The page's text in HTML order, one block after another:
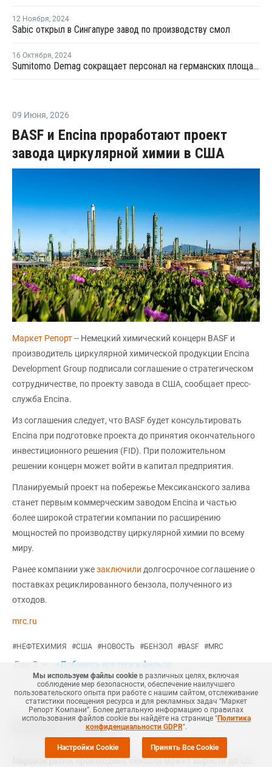
12 Ноября, 2024
Sabic открыл в Сингапуре завод по производству смол
16 Октября, 2024
Sumitomo Demag сокращает персонал на германских площадках
09 Июня, 2026
BASF и Encina проработают проект
завода циркулярной химии в США
Маркет Репорт-- Немецкий химический концерн BASF и
производитель циркулярной химической продукции Encina
Development Group подписали соглашение о стратегическом
сотрудничестве, по проекту завода в США, сообщает пресс-
служба Encina.
Из соглашения следует, что BASF будет консультировать
Encina при подготовке проекта до принятия окончательного
инвестиционного решения (FID). При положительном
решении концерн может войти в капитал предприятия.
Планируемый проект на побережье Мексиканского залива
станет первым коммерческим заводом Encina и частью
более широкой стратегии компании по расширению
мощностей по производству циркулярной химии по всему
миру.
Ранее компании ужезаключили долгосрочное соглашение о
поставках рециклированного бензола, полученного из
отходов.
mrc.ru
#НЕФТЕХИМИЯ #США #НОВОСТЬ #БЕНЗОЛ #BASF #MRC
Еще 2 +Добавить все теги в фильтр
Похожие новости
2026
Мы используем файлы cookieв различных целях, включая
соблюдение мер безопасности, обеспечение наилучшего
пользовательского опыта при работе с нашим сайтом, отслеживание
статистики посещения ресурса и для рекламных задач “Маркет
Репорт Компани”. Более детальную информацию о правилах
использования файлов cookie вы найдёте на странице "Политика
конфиденциальности GDPR".
Настройки Cookie Принять Все Cookie